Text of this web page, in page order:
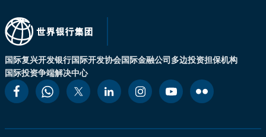
国际复兴开发银行国际开发协会国际金融公司多边投资担保机构
国际投资争端解决中心